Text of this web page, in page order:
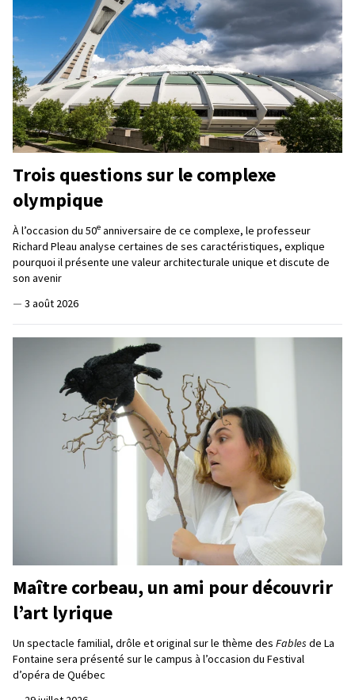
Trois questions sur le complexe
olympique
À l’occasion du 50e anniversaire de ce complexe, le professeur
Richard Pleau analyse certaines de ses caractéristiques, explique
pourquoi il présente une valeur architecturale unique et discute de
son avenir
— 3 août 2026
Maître corbeau, un ami pour découvrir
l’art lyrique
Un spectacle familial, drôle et original sur le thème des Fables de La
Fontaine sera présenté sur le campus à l’occasion du Festival
d’opéra de Québec